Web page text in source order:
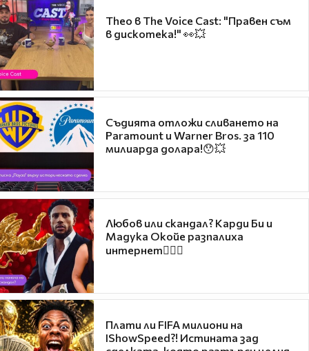
Theo в The Voice Cast: "Правен съм
в дискотека!" 👀💥
Съдията отложи сливането на
Paramount и Warner Bros. за 110
милиарда долара!😯💥
Любов или скандал? Карди Би и
Мадука Окойе разпалиха
интернет❤️‍🔥🔥
Плати ли FIFA милиони на
IShowSpeed?! Истината зад